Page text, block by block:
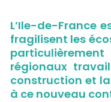
L’Ile-de-France
fragilisent les
particulièrement
régionaux
construction et
à ce nouveau